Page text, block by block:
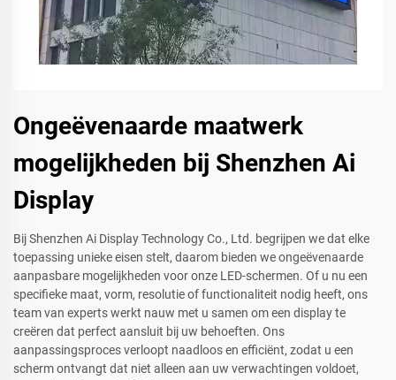
Ongeëvenaarde maatwerk
mogelijkheden bij Shenzhen Ai
Display
Bij Shenzhen Ai Display Technology Co., Ltd. begrijpen we dat elke
toepassing unieke eisen stelt, daarom bieden we ongeëvenaarde
aanpasbare mogelijkheden voor onze LED-schermen. Of u nu een
specifieke maat, vorm, resolutie of functionaliteit nodig heeft, ons
team van experts werkt nauw met u samen om een display te
creëren dat perfect aansluit bij uw behoeften. Ons
aanpassingsproces verloopt naadloos en efficiënt, zodat u een
scherm ontvangt dat niet alleen aan uw verwachtingen voldoet,